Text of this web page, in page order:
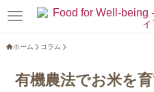
ホーム コラム
有機農法でお米を